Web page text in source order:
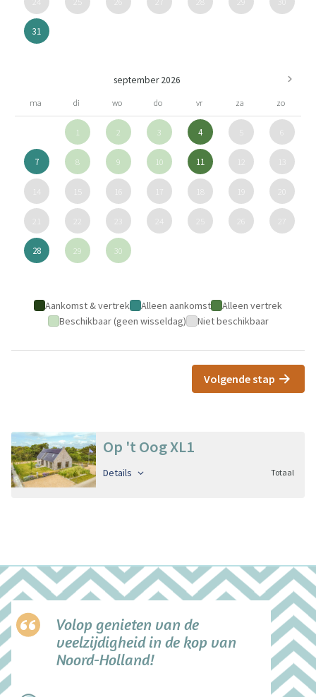
31
september 2026
ma di wo do vr za zo
1 2 3 4
7 8 9 10 11
28 29 30
Aankomst & vertrek Alleen aankomst
Alleen vertrek
Beschikbaar (geen wisseldag)
Niet beschikbaar
Volgende stap
Op 't Oog XL1
Details Totaal
Volop genieten van de
veelzijdigheid in de kop van
Noord-Holland!